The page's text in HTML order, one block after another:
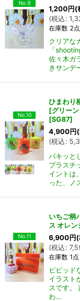
No.9
1,200円(
(税込:
在庫数 2点
クリアな
「
佐々木ガ
きサンデ
No.10
ひまわり
[グリー
[SG87]
4,900円
(税込:
パキッと
プラスチ
イントは
った、ノ
No.11
いちご柄
ス オレ
6,900円
(税込:
在庫数 1点
ビビッド
イラスト
スです。
わ…